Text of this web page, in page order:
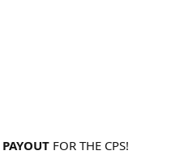
FOR THE CPS!